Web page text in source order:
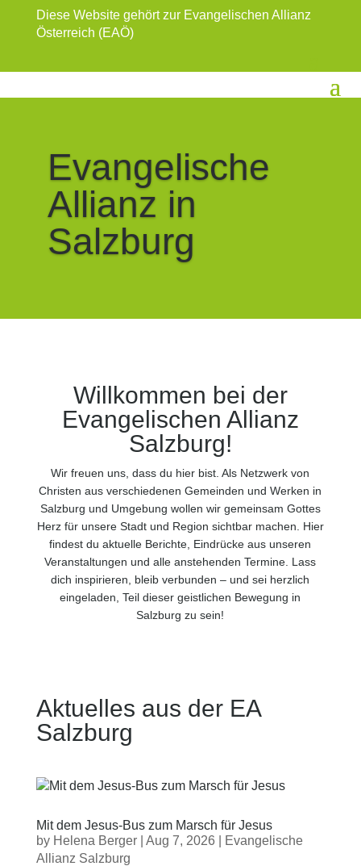
Diese Website gehört zur Evangelischen Allianz
Österreich (EAÖ)
Evangelische
Allianz in
Salzburg
Willkommen bei der
Evangelischen Allianz
Salzburg!
Wir freuen uns, dass du hier bist. Als Netzwerk von
Christen aus verschiedenen Gemeinden und Werken in
Salzburg und Umgebung wollen wir gemeinsam Gottes
Herz für unsere Stadt und Region sichtbar machen. Hier
findest du aktuelle Berichte, Eindrücke aus unseren
Veranstaltungen und alle anstehenden Termine. Lass
dich inspirieren, bleib verbunden – und sei herzlich
eingeladen, Teil dieser geistlichen Bewegung in
Salzburg zu sein!
Aktuelles aus der EA
Salzburg
Mit dem Jesus-Bus zum Marsch für Jesus
by Helena Berger| Aug 7, 2026
Evangelische
Allianz Salzburg